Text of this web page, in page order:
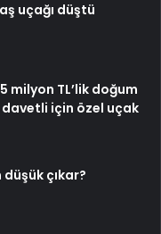
uçağı düştü
milyon TL’lik doğum
için özel uçak
çıkar?